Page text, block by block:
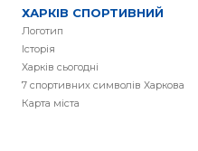
ХАРКІВ СПОРТИВНИЙ
Логотип
Історія
Харків сьогодні
7 спортивних символів Харкова
Карта міста